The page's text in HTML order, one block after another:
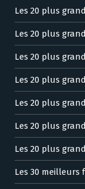
Les 20 plus
Les 20 plus
Les 20 plus
Les 20 plus
Les 20 plus
Les 20 plus
Les 20 plus
Les 30 meilleurs